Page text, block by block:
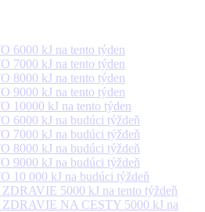
6000 kJ na tento týden
7000 kJ na tento týden
8000 kJ na tento týden
9000 kJ na tento týden
10000 kJ na tento týden
6000 kJ na budúci týždeň
7000 kJ na budúci týždeň
8000 kJ na budúci týždeň
9000 kJ na budúci týždeň
10 000 kJ na budúci týždeň
5000 kJ na tento týždeň
ZDRAVIE NA CESTY 5000 kJ na